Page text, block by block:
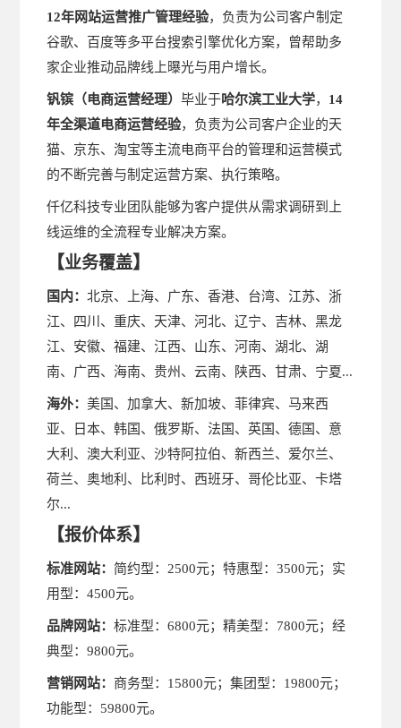
12年网站运营推广管理经验，负责为公司客户制定
谷歌、百度等多平台搜索引擎优化方案，曾帮助多
家企业推动品牌线上曝光与用户增长。
钒镔 （电商运营经理）毕业于哈尔滨工业大学， 14
年全渠道电商运营经验，负责为公司客户企业的天
猫、京东、淘宝等主流电商平台的管理和运营模式
的不断完善与制定运营方案、执行策略。
仟亿科技专业团队能够为客户提供从需求调研到上
线运维的全流程专业解决方案。
【业务覆盖】
国内：北京、上海、广东、香港、台湾、江苏、浙
江、四川、重庆、天津、河北、辽宁、吉林、黑龙
江、安徽、福建、江西、山东、河南、湖北、湖
南、广西、海南、贵州、云南、陕西、甘肃、宁夏...
海外：美国、加拿大、新加坡、菲律宾、马来西
亚、日本、韩国、俄罗斯、法国、英国、德国、意
大利、澳大利亚、沙特阿拉伯、新西兰、爱尔兰、
荷兰、奥地利、比利时、西班牙、哥伦比亚、卡塔
尔...
【报价体系】
标准网站： 简约型：2500元；特惠型：3500元；实
用型：4500元。
品牌网站：标准型：6800元；精美型：7800元；经
典型：9800元。
营销网站： 商务型：15800元；集团型：19800元；
功能型：59800元。